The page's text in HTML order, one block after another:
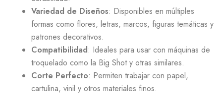
Variedad de Diseños: Disponibles en múltiples
formas como flores, letras, marcos, figuras temáticas y
patrones decorativos.
Compatibilidad: Ideales para usar con máquinas de
troquelado como la Big Shot y otras similares.
Corte Perfecto: Permiten trabajar con papel,
cartulina, vinil y otros materiales finos.